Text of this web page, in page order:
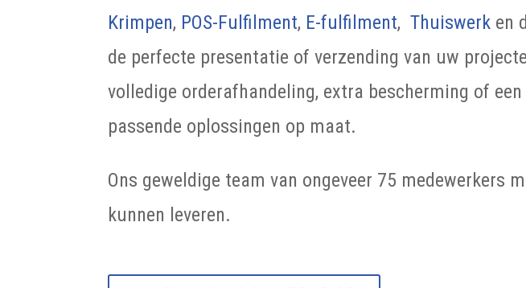
Krimpen, POS-Fulfilment, E-fulfilment, Thuiswerk en
de perfecte presentatie of verzending van uw
volledige orderafhandeling, extra bescherming of
passende oplossingen op maat.
Ons geweldige team van ongeveer 75
kunnen leveren.